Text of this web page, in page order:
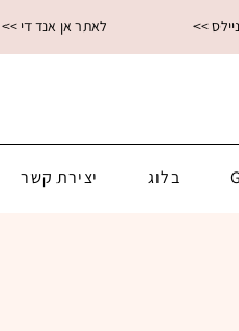
<< לאתר אן אנד די
בלוג יצירת קשר